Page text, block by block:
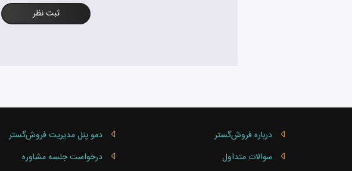
ثبت نظر
درباره فروش‌گستر
سوالات متداول
دمو پنل مدیریت فروش‌گستر
درخواست جلسه مشاوره